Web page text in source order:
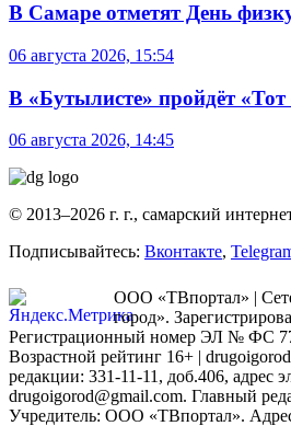
В Самаре отметят День
06 августа 2026, 15:54
В «Бутылисте» пройдёт
06 августа 2026, 14:45
© 2013–2026 г. г., самарский
Подписывайтесь: Вконтакте,
ООО «ТВпортал» |
город».
Регистрационный номер ЭЛ № ФС 77
Возрастной рейтинг 16+ |
редакции: 331-11-11, доб.406, адрес
drugoigorod@gmail.com. Главный
Учредитель: ООО «ТВпортал».